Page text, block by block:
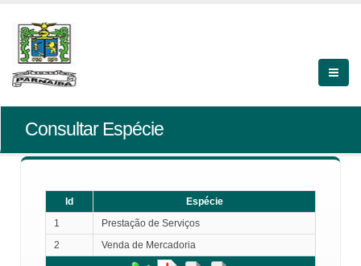
Consultar Espécie
Id
Espécie
1
Prestação de Serviços
2
Venda de Mercadoria